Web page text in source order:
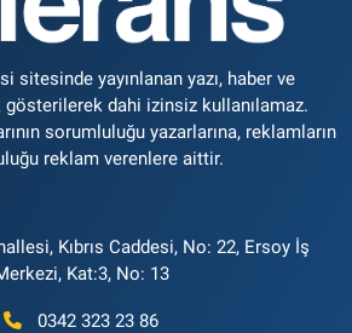
sitesinde yayınlanan yazı, haber ve
dahi izinsiz kullanılamaz.
sorumluluğu yazarlarına, reklamların
reklam verenlere aittir.
Kıbrıs Caddesi, No: 22, Ersoy İş
Kat:3, No: 13
0342 323 23 86